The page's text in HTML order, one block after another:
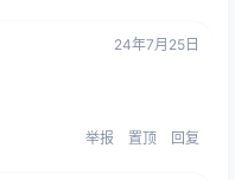
24年7月25日
举报 置顶 回复